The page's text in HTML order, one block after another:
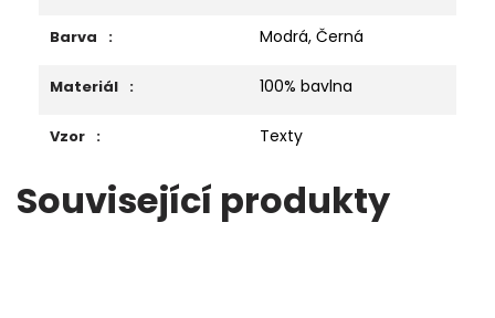
Barva : Modrá, Černá
Materiál : 100% bavlna
Vzor : Texty
Související produkty